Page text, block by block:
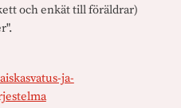
och enkät till föräldrar)
ja-